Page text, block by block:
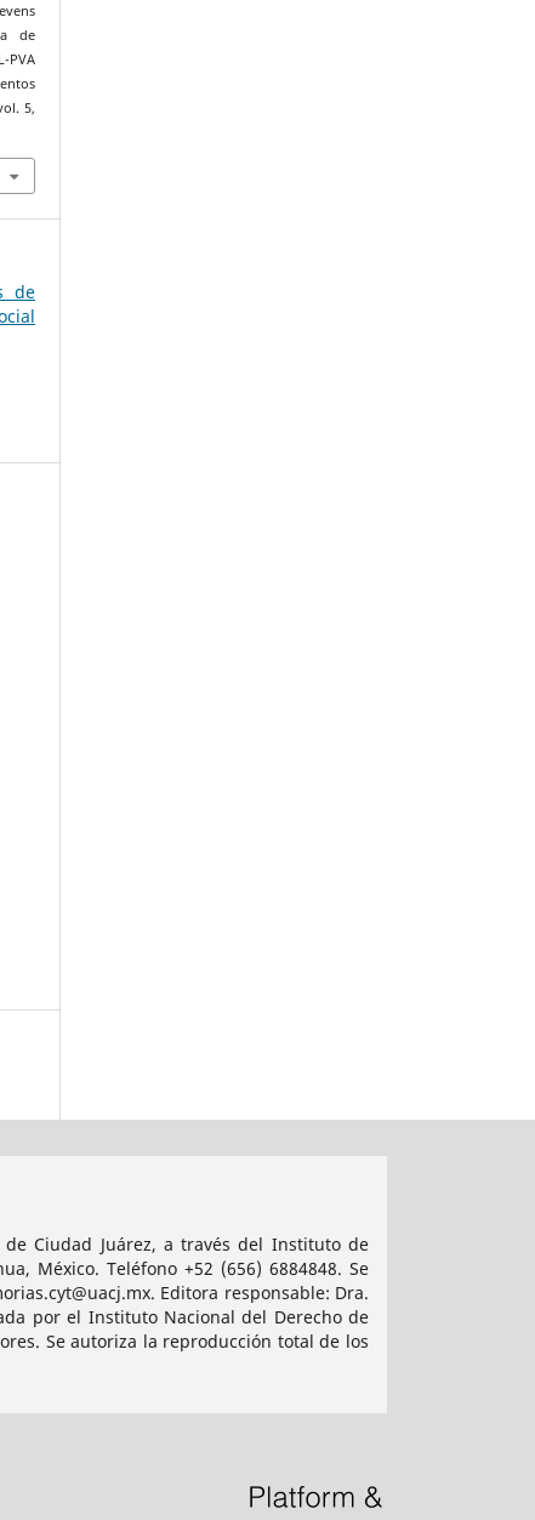
de
PVA
5,
de
Ciudad Juárez, a través del Instituto de
México. Teléfono +52 (656) 6884848. Se
Editora responsable: Dra.
por el Instituto Nacional del Derecho de
Se autoriza la reproducción total de los